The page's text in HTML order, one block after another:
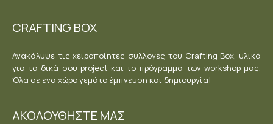
CRAFTING BOX
Ανακάλυψε τις χειροποίητες συλλογές του Crafting Box, υλικά
για τα δικά σου project και το πρόγραμμα των workshop μας.
Όλα σε ένα χώρο γεμάτο έμπνευση και δημιουργία!
ΑΚΟΛΟΥΘΗΣΤΕ ΜΑΣ